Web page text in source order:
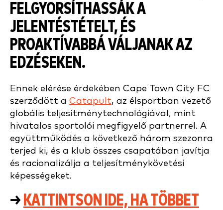
FELGYORSÍTHASSÁK A
JELENTÉSTÉTELT, ÉS
PROAKTÍVABBÁ VÁLJANAK AZ
EDZÉSEKEN.
Ennek elérése érdekében Cape Town City FC
szerződött a Catapult, az élsportban vezető
globális teljesítménytechnológiával, mint
hivatalos sportolói megfigyelő partnerrel. A
együttműködés a következő három szezonra
terjed ki, és a klub összes csapatában javítja
és racionalizálja a teljesítménykövetési
képességeket.
→ KATTINTSON IDE, HA TÖBBET